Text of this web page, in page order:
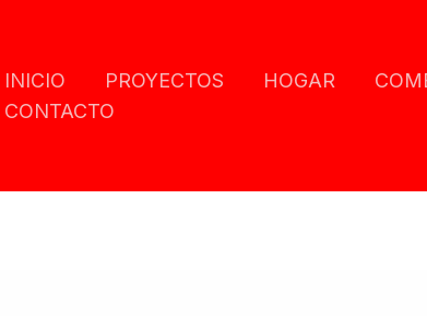
INICIO PROYECTOS HOGAR
CONTACTO